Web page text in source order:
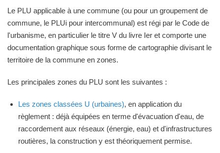
Le PLU applicable à une commune (ou pour un groupement de
commune, le PLUi pour intercommunal) est régi par le Code de
l'urbanisme, en particulier le titre V du livre Ier et comporte une
documentation graphique sous forme de cartographie divisant le
territoire de la commune en zones.
Les principales zones du PLU sont les suivantes :
Les zones classées U (urbaines), en application du
règlement : déjà équipées en terme d'évacuation d'eau, de
raccordement aux réseaux (énergie, eau) et d'infrastructures
routières, la construction y est théoriquement permise.